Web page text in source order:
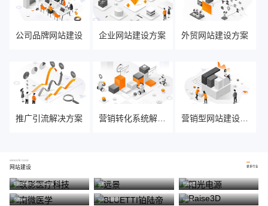
网易企业邮箱、阿
里云企业邮箱
SSL数字
公司品牌网站建设 企业网站建设方案 外贸网站建设方案
推广引流解决方案 营销转化系统解决方案 营销型网站建设方案
WEBSITE CASE
网站建设 更多行业
联影医疗科技 品牌网站建设,响应式官网 远景 阳光电源
南微医学 BLUETTI铂陆帝 Raise3D